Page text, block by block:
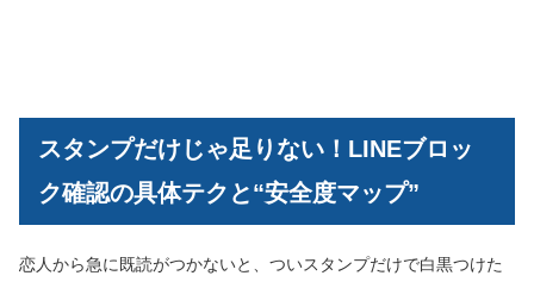
スタンプだけじゃ足りない！LINEブロッ
ク確認の具体テクと“安全度マップ”
恋人から急に既読がつかないと、ついスタンプだけで白黒つけた